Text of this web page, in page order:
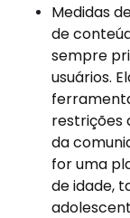
Medidas
de
sempre
usuários.
restrições
da
for uma
de idade,